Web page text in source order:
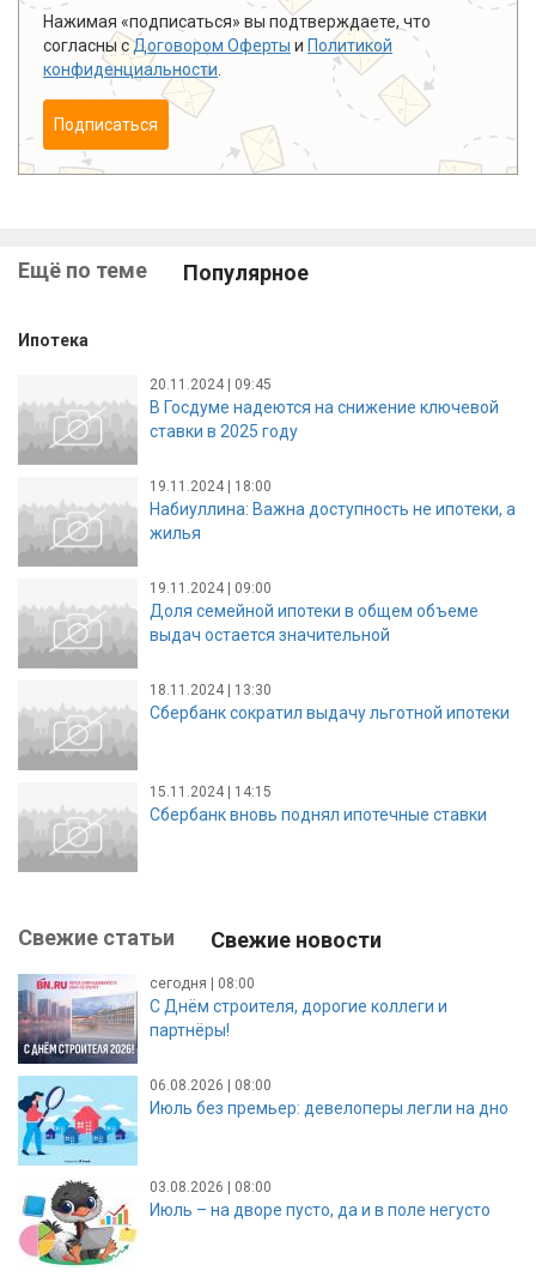
Нажимая «подписаться» вы подтверждаете, что
согласны сДоговором Оферты и Политикой
конфиденциальности
Подписаться
Ещё по теме Популярное
Ипотека
20.11.2024 | 09:45
В Госдуме надеются на снижение ключевой
ставки в 2025 году
19.11.2024 | 18:00
Набиуллина: Важна доступность не ипотеки, а
жилья
19.11.2024 | 09:00
Доля семейной ипотеки в общем объеме
выдач остается значительной
18.11.2024 | 13:30
Сбербанк сократил выдачу льготной ипотеки
15.11.2024 | 14:15
Сбербанк вновь поднял ипотечные ставки
Свежие статьи Свежие новости
сегодня | 08:00
С Днём строителя, дорогие коллеги и
партнёры!
06.08.2026 | 08:00
Июль без премьер: девелоперы легли на дно
03.08.2026 | 08:00
Июль – на дворе пусто, да и в поле негусто